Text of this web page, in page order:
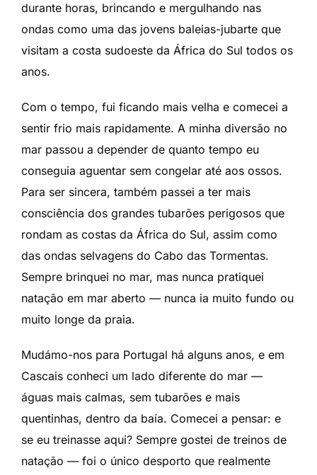
durante horas, brincando e mergulhando nas
ondas como uma das jovens baleias-jubarte que
visitam a costa sudoeste da África do Sul todos os
anos.
Com o tempo, fui ficando mais velha e comecei a
sentir frio mais rapidamente. A minha diversão no
mar passou a depender de quanto tempo eu
conseguia aguentar sem congelar até aos ossos.
Para ser sincera, também passei a ter mais
consciência dos grandes tubarões perigosos que
rondam as costas da África do Sul, assim como
das ondas selvagens do Cabo das Tormentas.
Sempre brinquei no mar, mas nunca pratiquei
natação em mar aberto — nunca ia muito fundo ou
muito longe da praia.
Mudámo-nos para Portugal há alguns anos, e em
Cascais conheci um lado diferente do mar —
águas mais calmas, sem tubarões e mais
quentinhas, dentro da baía. Comecei a pensar: e
se eu treinasse aqui? Sempre gostei de treinos de
natação — foi o único desporto que realmente